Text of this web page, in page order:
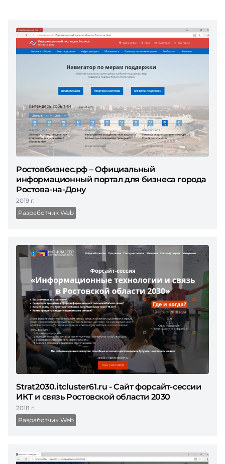
Ростовбизнес.рф – Официальный
информационный портал для бизнеса города
Ростова-на-Дону
2019 г.
Разработчик Web
Strat2030.itcluster61.ru - Сайт форсайт-сессии
ИКТ и связь Ростовской области 2030
2018 г.
Разработчик Web